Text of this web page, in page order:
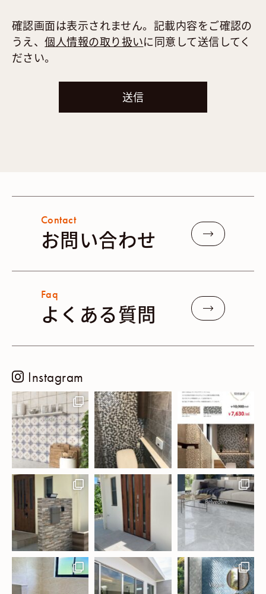
確認画面は表示されません。記載内容をご確認の
うえ、個人情報の取り扱いに同意して送信してく
ださい。
Contact
お問い合わせ
Faq
よくある質問
Instagram